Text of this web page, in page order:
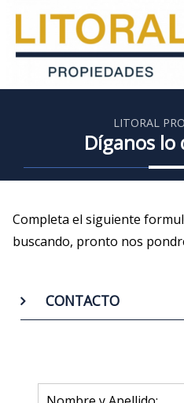
LITORAL
Díganos lo
Completa el siguiente
buscando, pronto nos
CONTACTO